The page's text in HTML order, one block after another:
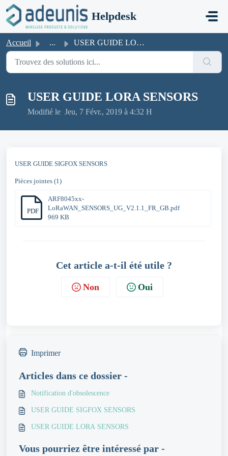
Passer au contenu principal
Helpdesk
Accueil ... USER GUIDE LORA SENSORS
USER GUIDE LORA SENSORS
Modifié le Jeu, 7 Févr., 2019 à 4:32 H
USER GUIDE SIGFOX SENSORS
Pièces jointes (1)
PDF
ARF8045xx-
LoRaWAN_SENSORS_UG_V2.1.1_FR_GB.pdf
969 KB
Cet article a-t-il été utile ?
Non Oui
Imprimer
Articles dans ce dossier -
Notification d'obsolescence
USER GUIDE SIGFOX SENSORS
USER GUIDE LORA SENSORS
Vous pourriez être intéressé par -